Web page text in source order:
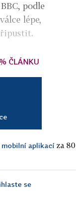
podle
lépe,
ČLÁNKU
mobilní aplikací za 80
se